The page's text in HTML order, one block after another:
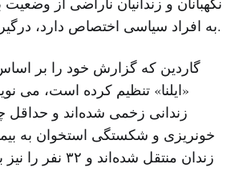
به افراد سیاسی اختصاص دارد، درگیری رخ داده است.
گاردین که گزارش خود را بر
زندانی زخمی شده‌اند و حداقل
خونریزی و شکستگی استخوان به
زندان منتقل